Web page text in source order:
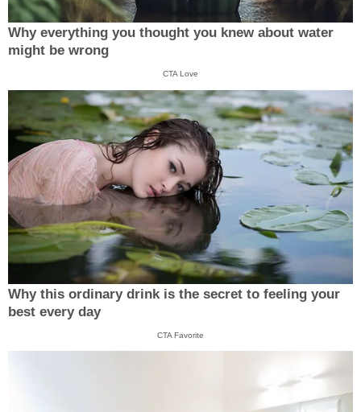
Why everything you thought you knew about water
might be wrong
CTA Love
Why this ordinary drink is the secret to feeling your
best every day
CTA Favorite